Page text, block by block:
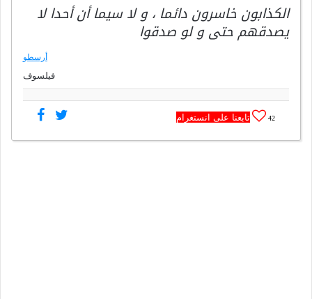
الكذابون خاسرون دائما ، و لا سيما أن أحدا لا
يصدقهم حتى و لو صدقوا
أرسطو
فيلسوف
42 تابعنا على انستغرام